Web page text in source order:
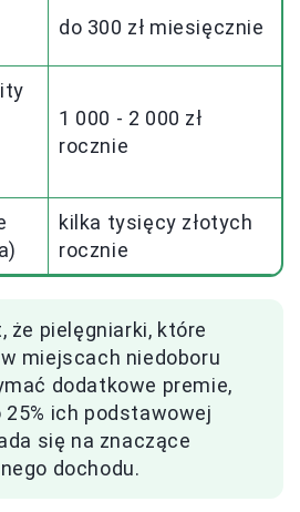
do 300 zł miesięcznie
1 000 - 2 000 zł
rocznie
kilka tysięcy złotych
rocznie
że pielęgniarki, które
miejscach niedoboru
dodatkowe premie,
25% ich podstawowej
się na znaczące
dochodu.